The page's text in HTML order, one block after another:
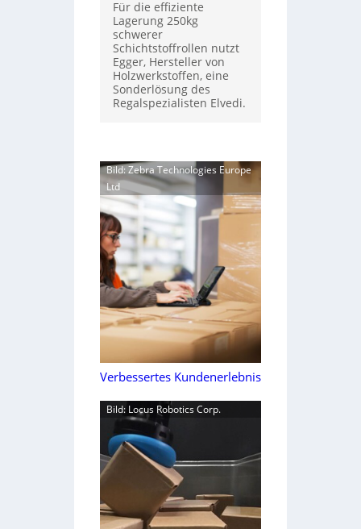
Für die effiziente
Lagerung 250kg
schwerer
Schichtstoffrollen nutzt
Egger, Hersteller von
Holzwerkstoffen, eine
Sonderlösung des
Regalspezialisten Elvedi.
Bild: Zebra Technologies Europe
Ltd
Verbessertes Kundenerlebnis
Bild: Locus Robotics Corp.